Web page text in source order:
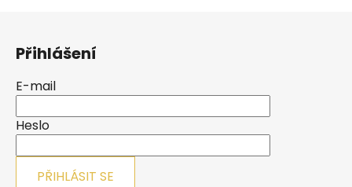
Přihlášení
E-mail
Heslo
PŘIHLÁSIT SE